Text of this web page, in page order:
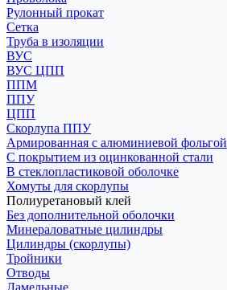
Рулонный прокат
Сетка
Труба в изоляции
ВУС
ВУС ЦПП
ППМ
ППУ
ЦПП
Скорлупа ППУ
Армированная с алюминиевой фольгой
С покрытием из оцинкованной стали
В стеклопластиковой оболочке
Хомуты для скорлупы
Полиуретановый клей
Без дополнительной оболочки
Минераловатные цилиндры
Цилиндры (скорлупы)
Тройники
Отводы
Ламельные